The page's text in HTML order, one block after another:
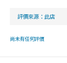
尚未有任何評價